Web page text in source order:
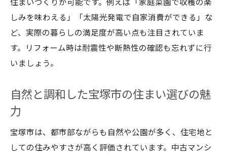
住まいづくりが可能です。例えば「家庭菜園で収穫の楽
しみを味わえる」「太陽光発電で自家消費ができる」な
ど、実際の暮らしの満足度が高い点も注目されていま
す。リフォーム時は耐震性や断熱性の確認も忘れずに行
いましょう。
自然と調和した宝塚市の住まい選びの魅
力
宝塚市は、都市部ながらも自然や公園が多く、住宅地と
しての住みやすさが高く評価されています。中古マンシ